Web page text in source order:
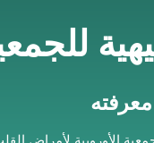
الأوروبية لأمراض